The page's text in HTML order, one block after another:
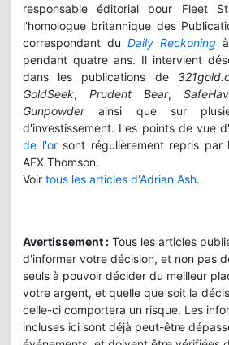
responsable éditorial pour Fleet
l'homologue britannique des
correspondant du Daily Reckoning
pendant quatre ans. Il intervient
dans les publications de
GoldSeek, Prudent Bear,
Gunpowderainsi que sur
d'investissement. Les points de vue
de l'orsont régulièrement repris par
AFX Thomson.
Voir tous les articles d'Adrian Ash.
Avertissement : Tous les articles
d'informer votre décision, et non pas
seuls à pouvoir décider du meilleur
votre argent, et quelle que soit la
celle-ci comportera un risque. Les
incluses ici sont déjà peut-être